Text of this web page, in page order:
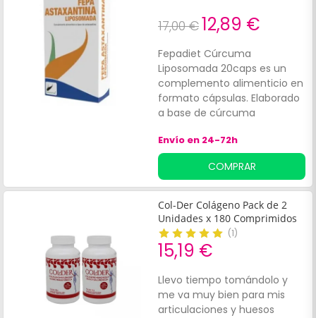
tendones. Elaborado
con:Harpagofito.
Magnesio.*Envase de 50
cápsulas.**Este
complemento alimenticio no
es sustituto de ninguna dieta
sana y equilibrada.¡Recupera
17,00 €12,89 €
Fepadiet Cúrcuma
Liposomada 20caps es un
complemento alimenticio en
formato cápsulas. Elaborado
a base de cúrcuma
al normal funcionamiento del
hígado, del sistema
inmunitario y del sistema
nervioso, y aporta un efecto
antioxidante que favorece la
salud celular y
antiinflamatorio para las
molestias articulares.
Indicado para aliviar el dolor
muscular y de las
articulaciones.
Envío en 24-72h
COMPRAR
Col-Der Colágeno Pack de 2
Unidades x 180 Comprimidos
(1)
15,19 €
Llevo tiempo tomándolo y
me va muy bien para mis
articulaciones y huesos